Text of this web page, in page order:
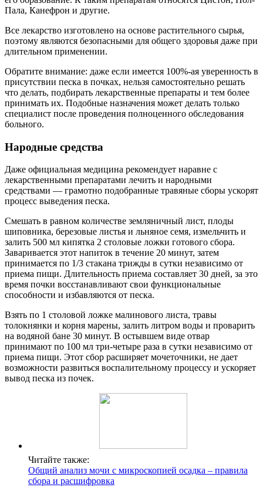
Пала, Канефрон и другие.
Все лекарство изготовлено на основе растительного сырья,
поэтому являются безопасными для общего здоровья даже при
длительном применении.
Обратите внимание: даже если имеется 100%-ая уверенность в
присутствии песка в почках, нельзя самостоятельно решать
что делать, подбирать лекарственные препараты и тем более
принимать их. Подобные назначения может делать только
специалист после проведения полноценного обследования
больного.
Народные средства
Даже официальная медицина рекомендует наравне с
лекарственными препаратами лечить и народными
средствами — грамотно подобранные травяные сборы ускорят
процесс выведения песка.
Смешать в равном количестве земляничный лист, плоды
шиповника, березовые листья и льняное семя, измельчить и
залить 500 мл кипятка 2 столовые ложки готового сбора.
Заваривается этот напиток в течение 20 минут, затем
принимается по 1/3 стакана трижды в сутки независимо от
приема пищи. Длительность приема составляет 30 дней, за это
время почки восстанавливают свои функциональные
способности и избавляются от песка.
Взять по 1 столовой ложке малинового листа, травы
толокнянки и корня марены, залить литром воды и проварить
на водяной бане 30 минут. В остывшем виде отвар
принимают по 100 мл три-четыре раза в сутки независимо от
приема пищи. Этот сбор расширяет мочеточники, не дает
возможности развиться воспалительному процессу и ускоряет
вывод песка из почек.
Читайте также:
Общий анализ мочи с микроскопией осадка – правила
сбора и расшифровка